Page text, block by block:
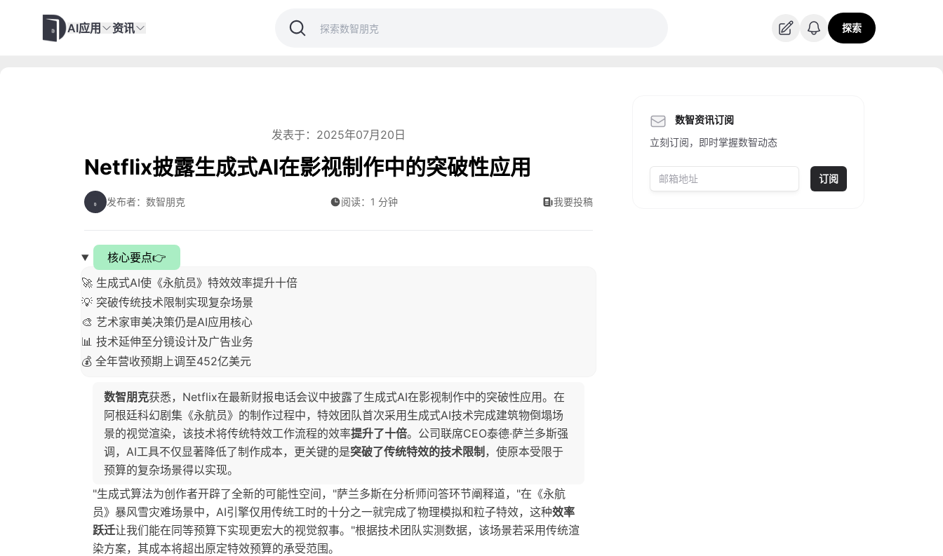
AI应用 资讯 探索
发表于：2025年07月20日
Netflix披露生成式AI在影视制作中的突破性应用
发布者：数智朋克 阅读：1 分钟 我要投稿
核心要点👉
🚀 生成式AI使《永航员》特效效率提升十倍
💡 突破传统技术限制实现复杂场景
🎨 艺术家审美决策仍是AI应用核心
📊 技术延伸至分镜设计及广告业务
💰 全年营收预期上调至452亿美元
数智朋克获悉，Netflix在最新财报电话会议中披露了生成式AI在影视制作中的突破性应用。在
阿根廷科幻剧集《永航员》的制作过程中，特效团队首次采用生成式AI技术完成建筑物倒塌场
景的视觉渲染，该技术将传统特效工作流程的效率提升了十倍。公司联席CEO泰德·萨兰多斯强
调，AI工具不仅显著降低了制作成本，更关键的是突破了传统特效的技术限制 ，使原本受限于
预算的复杂场景得以实现。
"生成式算法为创作者开辟了全新的可能性空间，"萨兰多斯在分析师问答环节阐释道，"在《永航
员》暴风雪灾难场景中，AI引擎仅用传统工时的十分之一就完成了物理模拟和粒子特效，这种效率
跃迁让我们能在同等预算下实现更宏大的视觉叙事。"根据技术团队实测数据，该场景若采用传统渲
染方案，其成本将超出原定特效预算的承受范围。
数智资讯订阅
立刻订阅，即时掌握数智动态
订阅